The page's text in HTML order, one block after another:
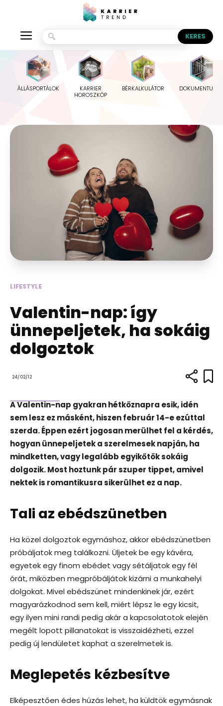
ÁLLÁSPORTÁLOK
KARRIER
HOROSZKÓP
BÉRKALKULÁTOR
LIFESTYLE
Valentin-nap: így
ünnepeljetek, ha sokáig
dolgoztok
24/02/12
A Valentin-nap gyakran hétköznapra esik, idén
sem lesz ez másként, hiszen február 14-e ezúttal
szerda. Éppen ezért jogosan merülhet fel a kérdés,
hogyan ünnepeljetek a szerelmesek napján, ha
mindketten, vagy legalább egyikőtök sokáig
dolgozik. Most hoztunk pár szuper tippet, amivel
nektek is romantikusra sikerülhet ez a nap.
Tali az ebédszünetben
Ha közel dolgoztok egymáshoz, akkor ebédszünetben
próbáljatok meg találkozni. Üljetek be egy kávéra,
egyetek egy finom ebédet vagy sétáljatok egy fél
órát, miközben megpróbáljátok kizárni a munkahelyi
dolgokat. Mivel ebédszünet mindenkinek jár, ezért
magyarázkodnod sem kell, miért lépsz le egy kicsit,
egy ilyen mini randi pedig akár a kapcsolatotok elején
megélt lopott pillanatokat is visszaidézheti, ezzel
pedig új lendületet kaphat a szerelmetek is.
Meglepetés kézbesítve
Elképesztően édes húzás lehet, ha küldtök egymásnak